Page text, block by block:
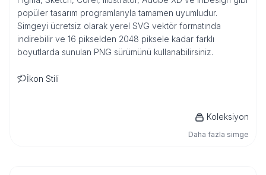
popüler tasarım programlarıyla tamamen uyumludur.
Simgeyi ücretsiz olarak yerel SVG vektör formatında
indirebilir ve 16 pikselden 2048 piksele kadar farklı
boyutlarda sunulan PNG sürümünü kullanabilirsiniz.
İkon Stili
Koleksiyon
Daha fazla simge